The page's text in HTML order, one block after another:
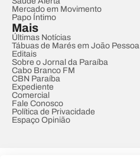
Mercado em Movimento
Papo Íntimo
Mais
Últimas Notícias
Tábuas de Marés em João Pessoa
Editais
Sobre o Jornal da Paraíba
Cabo Branco FM
CBN Paraíba
Expediente
Comercial
Fale Conosco
Política de Privacidade
Espaço Opinião